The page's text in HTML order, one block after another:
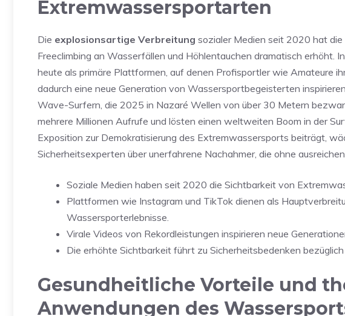
Extremwassersportarten
Die explosionsartige Verbreitung sozialer Medien seit 2020 hat
Freeclimbing an Wasserfällen und Höhlentauchen dramatisch erhöht.
heute als primäre Plattformen, auf denen Profisportler wie Amateure
dadurch eine neue Generation von Wassersportbegeisterten
Wave-Surfern, die 2025 in Nazaré Wellen von über 30 Metern
mehrere Millionen Aufrufe und lösten einen weltweiten Boom in der
Exposition zur Demokratisierung des Extremwassersports beiträgt,
Sicherheitsexperten über unerfahrene Nachahmer, die ohne
Soziale Medien haben seit 2020 die Sichtbarkeit von
Plattformen wie Instagram und TikTok dienen als
Wassersporterlebnisse.
Virale Videos von Rekordleistungen inspirieren neue
Die erhöhte Sichtbarkeit führt zu Sicherheitsbedenken
Gesundheitliche Vorteile und
Anwendungen des